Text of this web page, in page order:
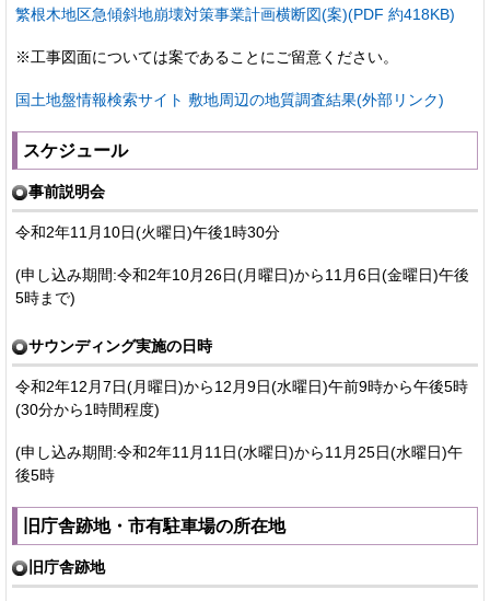
繁根木地区急傾斜地崩壊対策事業計画横断図(案)(PDF 約418KB)
※工事図面については案であることにご留意ください。
国土地盤情報検索サイト 敷地周辺の地質調査結果(外部リンク)
スケジュール
事前説明会
令和2年11月10日(火曜日)午後1時30分
(申し込み期間:令和2年10月26日(月曜日)から11月6日(金曜日)午後
5時まで)
サウンディング実施の日時
令和2年12月7日(月曜日)から12月9日(水曜日)午前9時から午後5時
(30分から1時間程度)
(申し込み期間:令和2年11月11日(水曜日)から11月25日(水曜日)午
後5時
旧庁舎跡地・市有駐車場の所在地
旧庁舎跡地